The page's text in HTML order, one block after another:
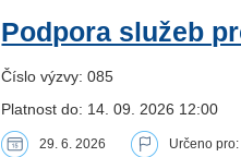
Podpora služeb
Číslo výzvy: 085
Platnost do: 14. 09. 2026 12:00
29. 6. 2026 Určeno